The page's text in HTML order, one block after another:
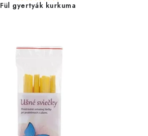
Fül gyertyák kurkuma